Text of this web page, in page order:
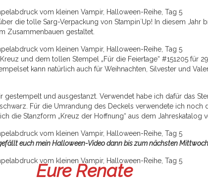
die tolle Sarg-Verpackung von Stampin´Up! In diesem Jahr
Zusammenbauen gestaltet.
und dem tollen Stempel „Für die Feiertage“ #151205 für
kann natürlich auch für Weihnachten, Silvester und
gestempelt und ausgestanzt. Verwendet habe ich dafür das
Für die Umrandung des Deckels verwendete ich noch
die Stanzform „Kreuz der Hoffnung“ aus dem Jahreskatalog
euch mein Halloween-Video dann bis zum nächsten Mittwoch
Eure Renate